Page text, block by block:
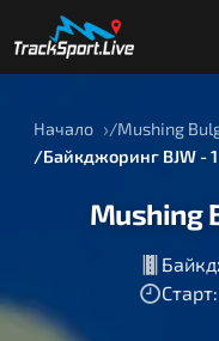
Начало Mushing
Байкджоринг BJW -
Mushing